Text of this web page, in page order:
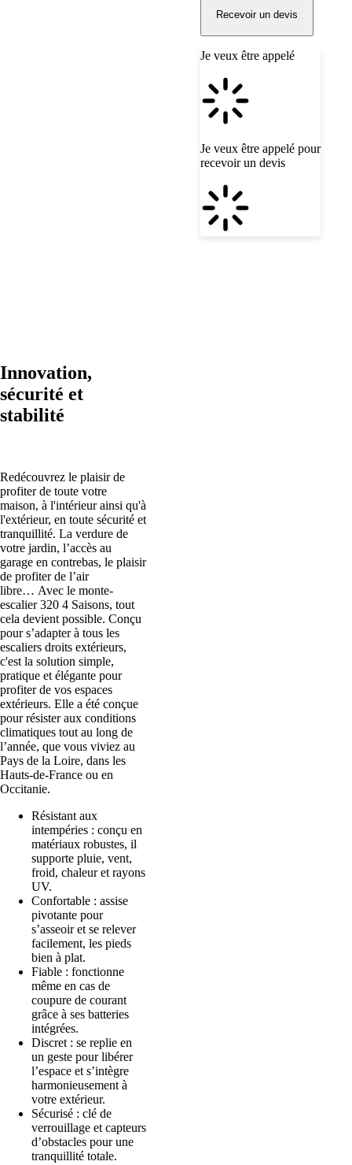
Recevoir un devis
Je veux être appelé
Je veux être appelé pour
recevoir un devis
Innovation,
sécurité et
stabilité
Redécouvrez le plaisir de
profiter de toute votre
maison, à l'intérieur ainsi qu'à
l'extérieur, en toute sécurité et
tranquillité. La verdure de
votre jardin, l’accès au
garage en contrebas, le plaisir
de profiter de l’air
libre… Avec le monte-
escalier 320 4 Saisons, tout
cela devient possible. Conçu
pour s’adapter à tous les
escaliers droits extérieurs,
c'est la solution simple,
pratique et élégante pour
profiter de vos espaces
extérieurs. Elle a été conçue
pour résister aux conditions
climatiques tout au long de
l’année, que vous viviez au
Pays de la Loire, dans les
Hauts-de-France ou en
Occitanie.
Résistant aux
intempéries : conçu en
matériaux robustes, il
supporte pluie, vent,
froid, chaleur et rayons
UV.
Confortable : assise
pivotante pour
s’asseoir et se relever
facilement, les pieds
bien à plat.
Fiable : fonctionne
même en cas de
coupure de courant
grâce à ses batteries
intégrées.
Discret : se replie en
un geste pour libérer
l’espace et s’intègre
harmonieusement à
votre extérieur.
Sécurisé : clé de
verrouillage et capteurs
d’obstacles pour une
tranquillité totale.